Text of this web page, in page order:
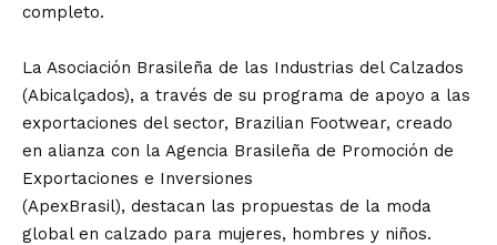
completo.
La Asociación Brasileña de las Industrias del Calzados
(Abicalçados), a través de su programa de apoyo a las
exportaciones del sector, Brazilian Footwear, creado
en alianza con la Agencia Brasileña de Promoción de
Exportaciones e Inversiones
(ApexBrasil), destacan las propuestas de la moda
global en calzado para mujeres, hombres y niños.